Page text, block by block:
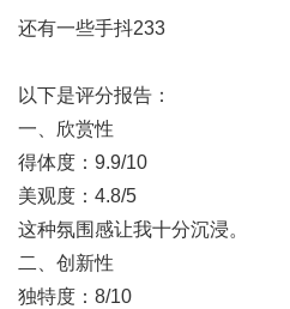
还有一些手抖233
以下是评分报告：
一、欣赏性
得体度：9.9/10
美观度：4.8/5
这种氛围感让我十分沉浸。
二、创新性
独特度：8/10